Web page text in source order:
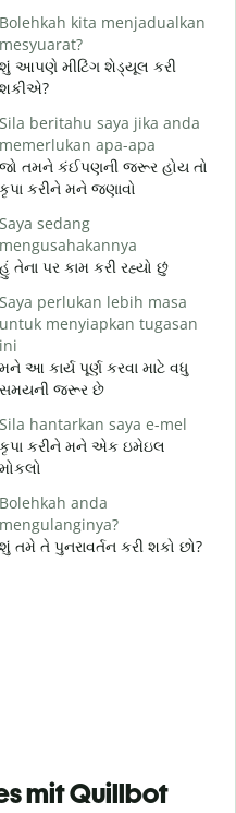
Bolehkah kita menjadualkan
mesyuarat?
શું આપણે મીટિંગ શેડ્યૂલ કરી
શકીએ?
Sila beritahu saya jika anda
memerlukan apa-apa
જો તમને કંઈપણની જરૂર હોય તો
કૃપા કરીને મને જણાવો
Saya sedang
mengusahakannya
હું તેના પર કામ કરી રહ્યો છું
Saya perlukan lebih masa
untuk menyiapkan tugasan
ini
મને આ કાર્ય પૂર્ણ કરવા માટે વધુ
સમયની જરૂર છે
Sila hantarkan saya e-mel
કૃપા કરીને મને એક ઇમેઇલ
મોકલો
Bolehkah anda
mengulanginya?
શું તમે તે પુનરાવર્તન કરી શકો છો?
mit Quillbot